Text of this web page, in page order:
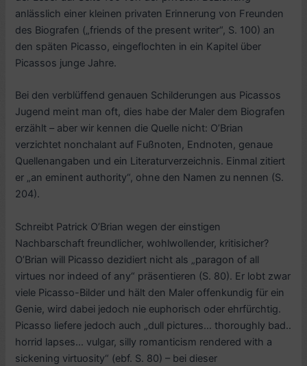
anlässlich einer kleinen privaten Erinnerung von Freunden
des Biografen („friends of the present writer“, S. 100) an
den späten Picasso, eingeflochten in ein Kapitel über
Picassos junge Jahre.
Bei den verblüffend genauen Schilderungen aus Picassos
Jugend meint man oft, dies habe der Maler dem Biografen
erzählt – aber wir kennen die Quelle nicht: O’Brian
verzichtet nonchalant auf Fußnoten, Endnoten, genaue
Quellenangaben und ein Literaturverzeichnis. Einmal zitiert
er „an eminent authority“, ohne den Namen zu nennen (S.
204).
Schreibt Patrick O’Brian wegen der einstigen
Nachbarschaft freundlicher, wohlwollender, kritisicher?
O’Brian will Picasso dezidiert nicht als „paragon of all
virtues nor indeed of any“ präsentieren (S. 80). Er lobt zwar
viele Picasso-Bilder und hält den Maler offenkundig für ein
Genie, wird dabei jedoch nie euphorisch oder ehrfürchtig.
Picasso liefere jedoch auch „dull pictures… thoroughly bad..
horrid lapses… vulgar, silly romanticism rendered with a
sickening virtuosity“ (ebf. S. 80) – bei dieser